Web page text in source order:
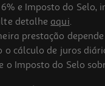
e Imposto do Selo,
detalhe aqui.
prestação
o cálculo de juros
o Imposto do Selo